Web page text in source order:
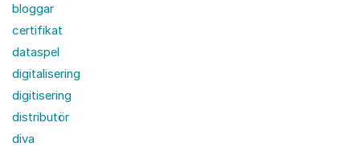
bloggar
certifikat
dataspel
digitalisering
digitisering
distributör
diva